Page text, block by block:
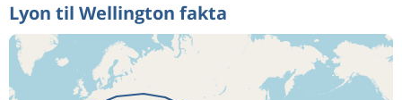
Lyon til Wellington fakta